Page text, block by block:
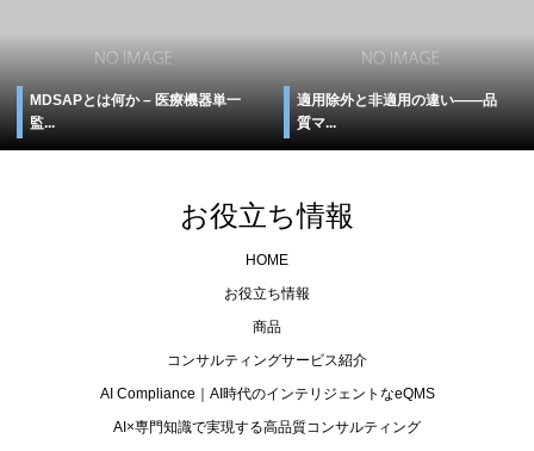
MDSAPとは何か – 医療機器単一
監...
適用除外と非適用の違い――品
質マ...
お役立ち情報
HOME
お役立ち情報
商品
コンサルティングサービス紹介
AI Compliance｜AI時代のインテリジェントなeQMS
AI×専門知識で実現する高品質コンサルティング